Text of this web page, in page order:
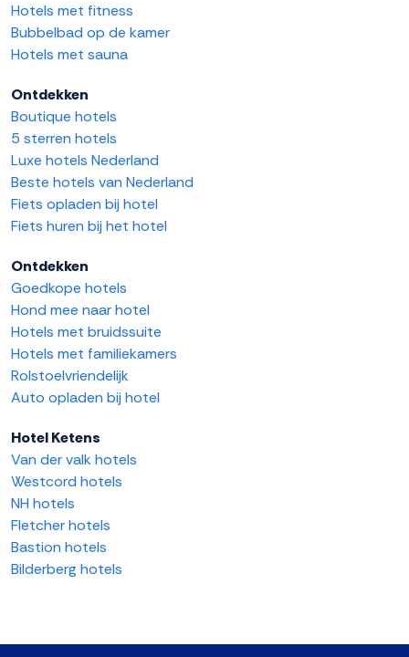
Hotels met fitness
Bubbelbad op de kamer
Hotels met sauna
Ontdekken
Boutique hotels
5 sterren hotels
Luxe hotels Nederland
Beste hotels van Nederland
Fiets opladen bij hotel
Fiets huren bij het hotel
Ontdekken
Goedkope hotels
Hond mee naar hotel
Hotels met bruidssuite
Hotels met familiekamers
Rolstoelvriendelijk
Auto opladen bij hotel
Hotel Ketens
Van der valk hotels
Westcord hotels
NH hotels
Fletcher hotels
Bastion hotels
Bilderberg hotels